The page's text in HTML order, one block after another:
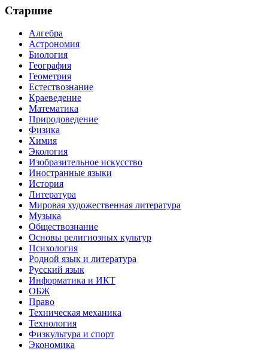
Старшие
Алгебра
Астрономия
Биология
География
Геометрия
Естествознание
Краеведение
Математика
Природоведение
Физика
Химия
Экология
Изобразительное искусство
Иностранные языки
История
Литература
Мировая художественная литература
Музыка
Обществознание
Основы религиозных культур
Психология
Родной язык и литература
Русский язык
Информатика и ИКТ
ОБЖ
Право
Техническая механика
Технология
Физкультура и спорт
Экономика